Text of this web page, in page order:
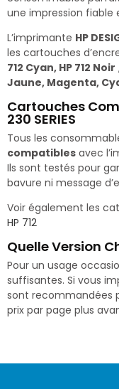
une impression fiable
L’imprimante HP
les cartouches
712 Cyan, HP 712 Noir
Jaune, Magenta,
Cartouches
230 SERIES
Tous les
compatibles avec
Ils sont testés pour
bavure ni message
Voir également les
HP 712
Quelle Version
Pour un usage
suffisantes. Si vous
sont recommandées
prix par page plus